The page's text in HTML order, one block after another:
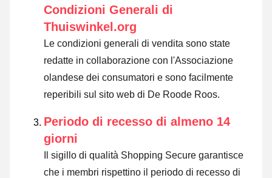
Condizioni Generali di
Thuiswinkel.org
Le condizioni generali di vendita sono state
redatte in collaborazione con l'Associazione
olandese dei consumatori e sono facilmente
reperibili sul sito web di De Roode Roos.
Periodo di recesso di almeno 14
giorni
Il sigillo di qualità Shopping Secure garantisce
che i membri rispettino il periodo di recesso di